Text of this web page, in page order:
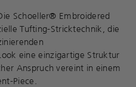
Schoeller® Embroidered
Tufting-Stricktechnik, die
eine einzigartige Struktur
Anspruch vereint in einem
Piece.